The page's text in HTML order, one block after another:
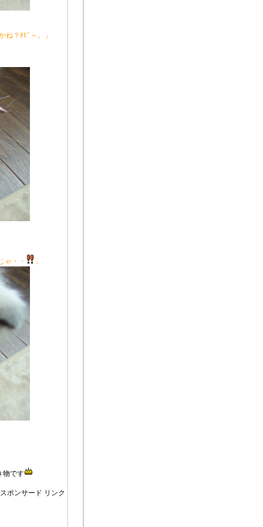
？ﾁﾋﾞ～。」
ゃ・・ 」
物です
スポンサード リンク